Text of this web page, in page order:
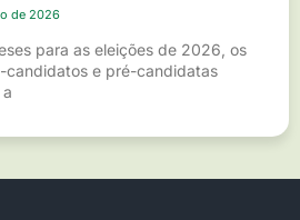
de 2026
para as eleições de 2026, os
candidatos e pré-candidatas